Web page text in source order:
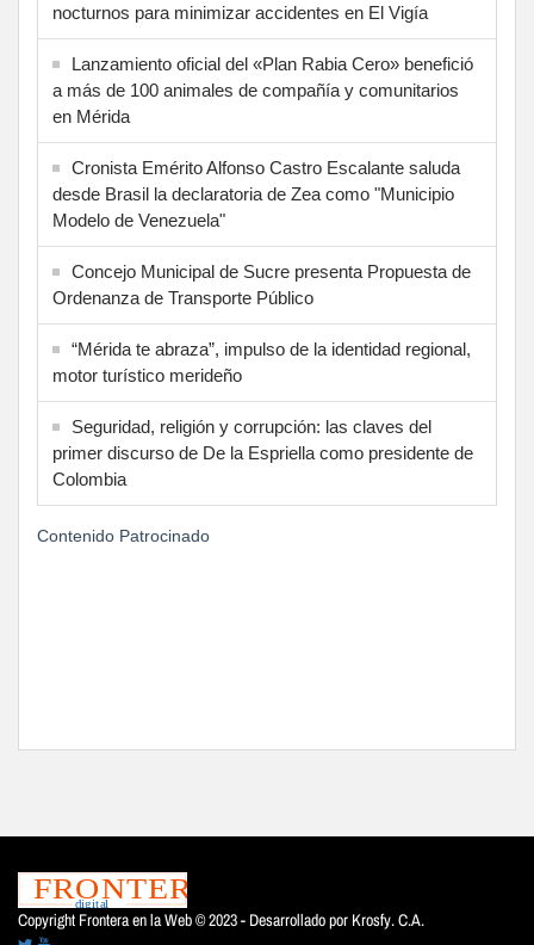
nocturnos para minimizar accidentes en El Vigía
Lanzamiento oficial del «Plan Rabia Cero» benefició
a más de 100 animales de compañía y comunitarios
en Mérida
Cronista Emérito Alfonso Castro Escalante saluda
desde Brasil la declaratoria de Zea como "Municipio
Modelo de Venezuela"
Concejo Municipal de Sucre presenta Propuesta de
Ordenanza de Transporte Público
“Mérida te abraza”, impulso de la identidad regional,
motor turístico merideño
Seguridad, religión y corrupción: las claves del
primer discurso de De la Espriella como presidente de
Colombia
Contenido Patrocinado
Copyright Frontera en la Web © 2023 - Desarrollado por Krosfy. C.A.